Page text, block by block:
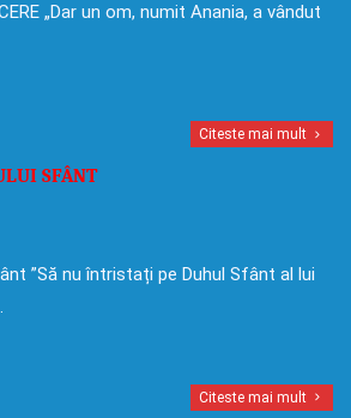
„Dar un om, numit Anania, a vândut
Citeste mai mult
SFÂNT
”Să nu întristați pe Duhul Sfânt al lui
Citeste mai mult